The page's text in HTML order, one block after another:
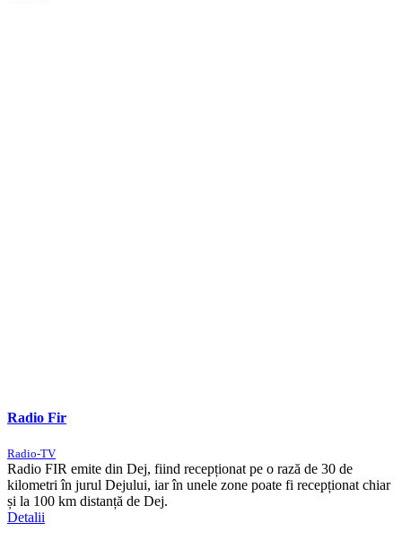
Radio Fir
Radio-TV
Radio FIR emite din Dej, fiind recepționat pe o rază de 30 de
kilometri în jurul Dejului, iar în unele zone poate fi recepționat chiar
și la 100 km distanță de Dej.
Detalii